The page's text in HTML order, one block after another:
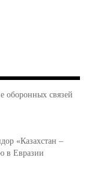
оборонных связей
«Казахстан –
в Евразии